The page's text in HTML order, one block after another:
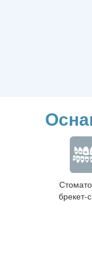
брекет-